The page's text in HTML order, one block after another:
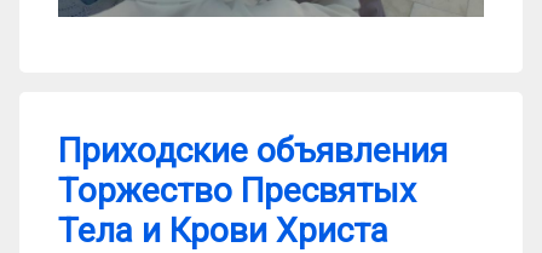
Приходские объявления
Торжество Пресвятых
Тела и Крови Христа